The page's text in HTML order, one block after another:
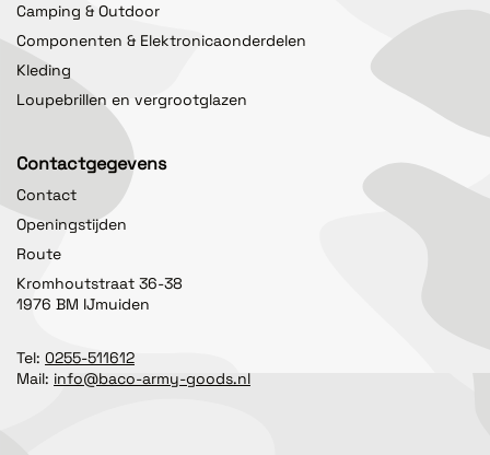
Camping & Outdoor
Componenten & Elektronicaonderdelen
Kleding
Loupebrillen en vergrootglazen
Contactgegevens
Contact
Openingstijden
Route
Kromhoutstraat 36-38
1976 BM IJmuiden
Tel: 0255-511612
Mail: info@baco-army-goods.nl